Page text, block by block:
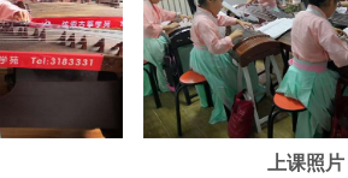
上课照片